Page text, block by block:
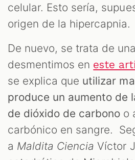
celular. Esto sería,
origen de la hipercapnia.
De nuevo, se trata de
desmentimos en este
se explica que utilizar
produce un aumento de
de dióxido de carbono o
carbónico en sangre.
a Maldita Ciencia Víctor